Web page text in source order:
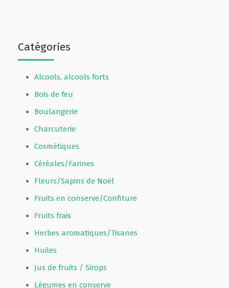
Catégories
Alcools, alcools forts
Bois de feu
Boulangerie
Charcuterie
Cosmétiques
Céréales/Farines
Fleurs/Sapins de Noël
Fruits en conserve/Confiture
Fruits frais
Herbes aromatiques/Tisanes
Huiles
Jus de fruits / Sirops
Légumes en conserve